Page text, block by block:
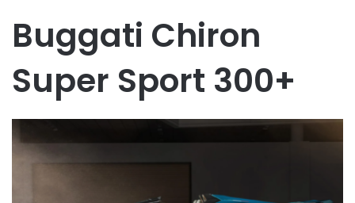
Buggati Chiron
Super Sport 300+